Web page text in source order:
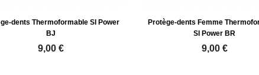
dents Thermoformable SI Power
BJ
9,00 €
Protège-dents Femme
SI Power BR
9,00 €